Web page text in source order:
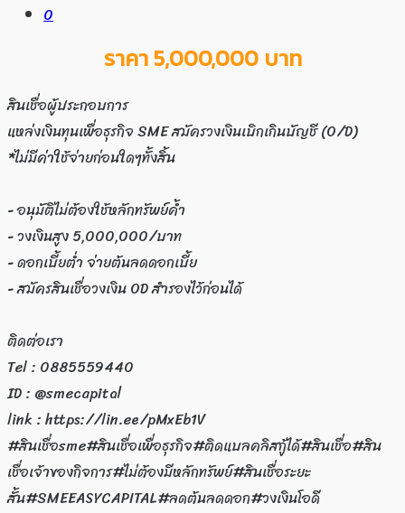
ราคา 5,000,000 บาท
สินเชื่อผู้ประกอบการ
แหล่งเงินทุนเพื่อธุรกิจ SME สมัครวงเงินเบิกเกินบัญชี (O/D)
*ไม่มีค่าใช้จ่ายก่อนใดๆทั้งสิ้น
- อนุมัติไม่ต้องใช้หลักทรัพย์ค้ำ
- วงเงินสูง 5,000,000/บาท
- ดอกเบี้ยต่ำ จ่ายต้นลดดอกเบี้ย
- สมัครสินเชื่อวงเงิน OD สำรองไว้ก่อนได้
ติดต่อเรา
Tel : 0885559440
ID : @smecapital
link : https://lin.ee/pMxEb1V
#สินเชื่อsme#สินเชื่อเพื่อธุรกิจ#ติดแบลคลิสกู้ได้#สินเชื่อ#สิน
เชื่อเจ้าของกิจการ#ไม่ต้องมีหลักทรัพย์#สินเชื่อระยะ
สั้น#SMEEASYCAPITAL#ลดต้นลดดอก#วงเงินโอดี